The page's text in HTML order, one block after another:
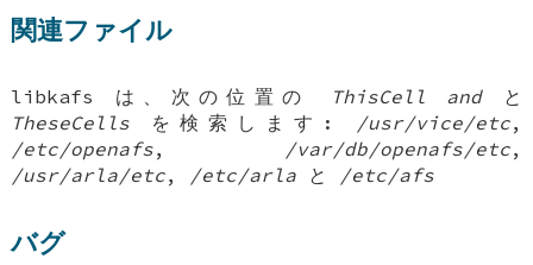
関連ファイル
libkafs は、次の位置の ThisCell andと
TheseCells を検索します: /usr/vice/etc,
/etc/openafs, /var/db/openafs/etc,
/usr/arla/etc, /etc/arla と /etc/afs
バグ